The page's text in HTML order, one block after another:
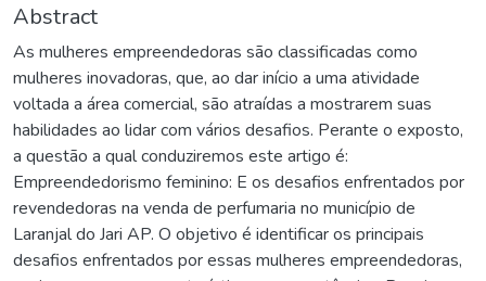
Abstract
As mulheres empreendedoras são classificadas como
mulheres inovadoras, que, ao dar início a uma atividade
voltada a área comercial, são atraídas a mostrarem suas
habilidades ao lidar com vários desafios. Perante o exposto,
a questão a qual conduziremos este artigo é:
Empreendedorismo feminino: E os desafios enfrentados por
revendedoras na venda de perfumaria no município de
Laranjal do Jari AP. O objetivo é identificar os principais
desafios enfrentados por essas mulheres empreendedoras,